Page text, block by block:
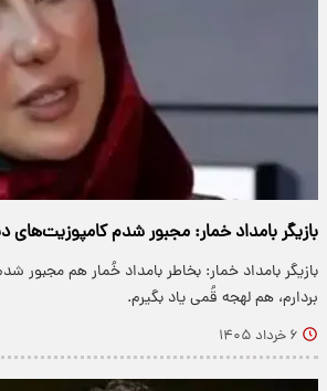
بازیگر بامداد خمار: مجبور شدم کامپوزیت‌های
بازیگر بامداد خمار: بخاطر بامداد خُمار هم مجبور
بردارم، هم لهجه قُمی یاد بگیرم.
۶ خرداد ۱۴۰۵